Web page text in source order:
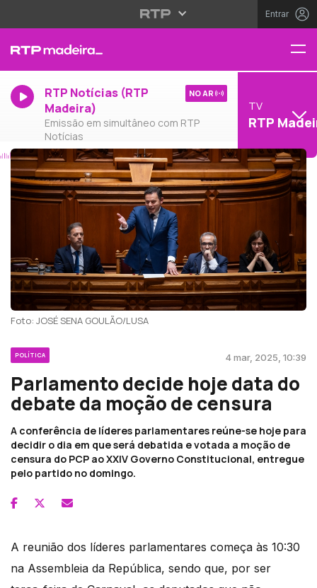
Entrar
RTP Notícias (RTP
Madeira)
Emissão em simultâneo com RTP
Notícias
NO AR
TV
RTP
Foto: JOSÉ SENA GOULÃO/LUSA
POLÍTICA 4 mar, 2025, 10:39
Parlamento decide hoje data do
debate da moção de censura
A conferência de líderes parlamentares reúne-se hoje para
decidir o dia em que será debatida e votada a moção de
censura do PCP ao XXIV Governo Constitucional, entregue
pelo partido no domingo.
A reunião dos líderes parlamentares começa às 10:30
na Assembleia da República, sendo que, por ser